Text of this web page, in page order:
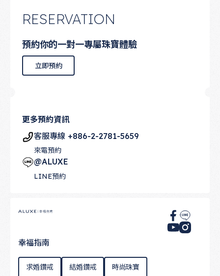
RESERVATION
預約你的一對一專屬珠寶體驗
立即預約
立即預約
更多預約資訊
客服專線 +886-2-2781-5659
來電預約
@ALUXE
LINE預約
Footer
幸福指南
求婚鑽戒 結婚鑽戒 時尚珠寶